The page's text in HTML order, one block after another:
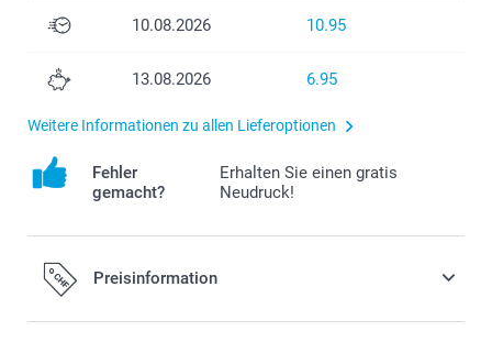
10.08.2026 10.95
13.08.2026 6.95
Weitere Informationen zu allen Lieferoptionen
Fehler
gemacht?
Erhalten Sie einen gratis
Neudruck!
Preisinformation